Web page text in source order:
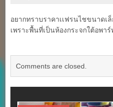
อยากทราบราคาเเฟรนไชขนาดเล็
เพราะพื้นที่เป็นห้องกระจกใต้อพาร์
Comments are closed.